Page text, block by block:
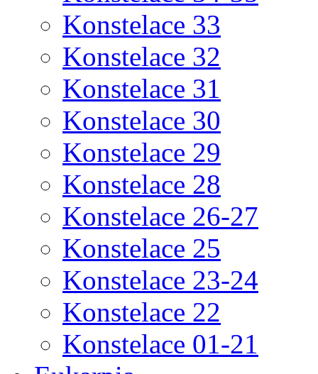
Konstelace 33
Konstelace 32
Konstelace 31
Konstelace 30
Konstelace 29
Konstelace 28
Konstelace 26-27
Konstelace 25
Konstelace 23-24
Konstelace 22
Konstelace 01-21